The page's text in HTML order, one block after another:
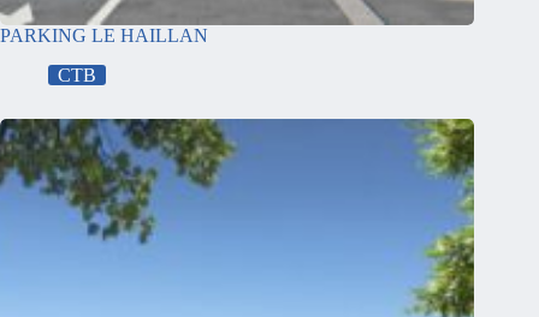
PARKING LE HAILLAN
CTB